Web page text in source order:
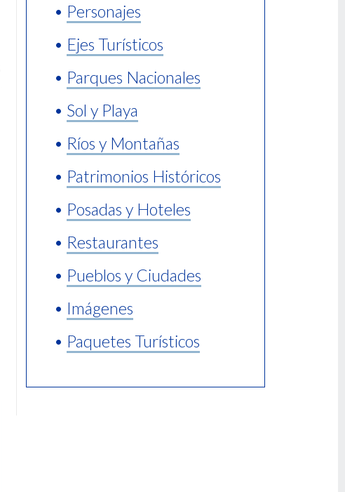
• Personajes
• Ejes Turísticos
• Parques Nacionales
• Sol y Playa
• Ríos y Montañas
• Patrimonios Históricos
• Posadas y Hoteles
• Restaurantes
• Pueblos y Ciudades
• Imágenes
• Paquetes Turísticos